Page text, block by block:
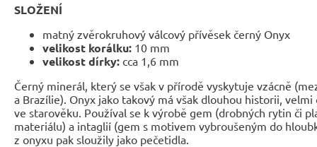
SLOŽENÍ
matný zvěrokruhový válcový přívěsek černý Onyx
velikost korálku: 10 mm
velikost dírky: cca 1,6 mm
Černý minerál, který se však v přírodě vyskytuje vzácně
a Brazílie). Onyx jako takový má však dlouhou historii,
ve starověku. Používal se k výrobě gem (drobných rytin či
materiálu) a intaglií (gem s motivem vybroušeným do
z onyxu pak sloužily jako pečetidla.